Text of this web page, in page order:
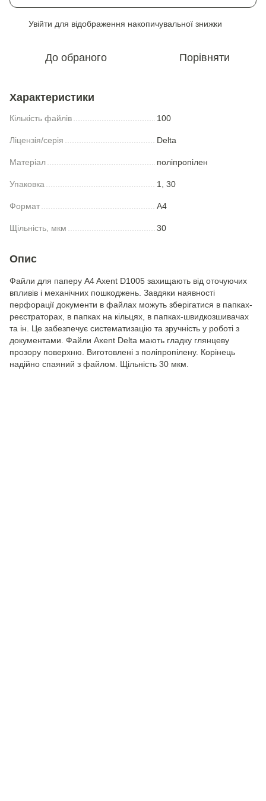
Увійти для відображення накопичувальної знижки
До обраного Порівняти
Характеристики
Кількість файлів 100
Ліцензія/серія Delta
Матеріал поліпропілен
Упаковка 1, 30
Формат A4
Щільність, мкм 30
Опис
Файли для паперу A4 Axent D1005 захищають від оточуючих
впливів і механічних пошкоджень. Завдяки наявності
перфорації документи в файлах можуть зберігатися в папках-
реєстраторах, в папках на кільцях, в папках-швидкозшивачах
та ін. Це забезпечує систематизацію та зручність у роботі з
документами. Файли Axent Delta мають гладку глянцеву
прозору поверхню. Виготовлені з поліпропілену. Корінець
надійно спаяний з файлом. Щільність 30 мкм.